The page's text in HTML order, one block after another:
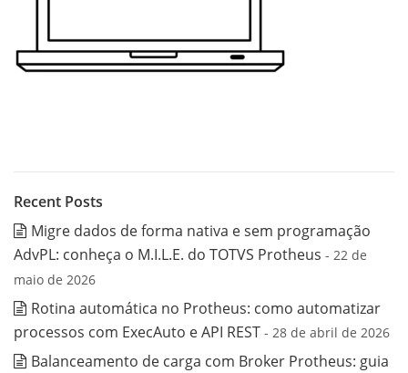
Recent Posts
Migre dados de forma nativa e sem programação
AdvPL: conheça o M.I.L.E. do TOTVS Protheus - 22 de
maio de 2026
Rotina automática no Protheus: como automatizar
processos com ExecAuto e API REST - 28 de abril de 2026
Balanceamento de carga com Broker Protheus: guia